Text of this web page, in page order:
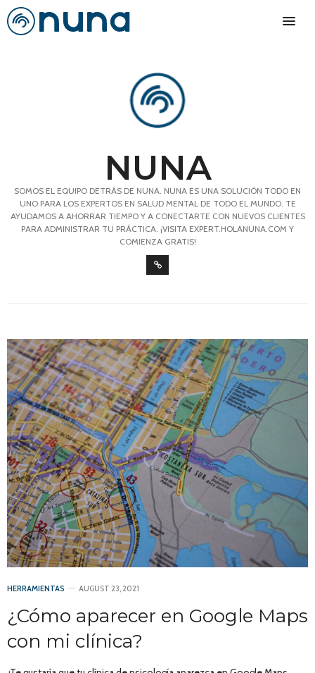
NUNA
SOMOS EL EQUIPO DETRÁS DE NUNA. NUNA ES UNA SOLUCIÓN TODO EN
UNO PARA LOS EXPERTOS EN SALUD MENTAL DE TODO EL MUNDO. TE
AYUDAMOS A AHORRAR TIEMPO Y A CONECTARTE CON NUEVOS CLIENTES
PARA ADMINISTRAR TU PRÁCTICA. ¡VISITA EXPERT.HOLANUNA.COM Y
COMIENZA GRATIS!
HERRAMIENTAS AUGUST 23, 2021
¿Cómo aparecer en Google Maps
con mi clínica?